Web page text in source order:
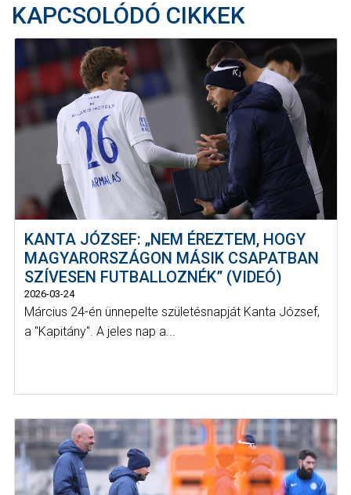
KAPCSOLÓDÓ CIKKEK
KANTA JÓZSEF: „NEM ÉREZTEM, HOGY
MAGYARORSZÁGON MÁSIK CSAPATBAN
SZÍVESEN FUTBALLOZNÉK” (VIDEÓ)
2026-03-24
Március 24-én ünnepelte születésnapját Kanta József,
a "Kapitány". A jeles nap a...